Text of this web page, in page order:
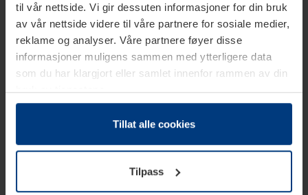
til vår nettside. Vi gir dessuten informasjoner for din bruk
av vår nettside videre til våre partnere for sosiale medier,
reklame og analyser. Våre partnere føyer disse
informasjoner muligens sammen med ytterligere data
som du har klargjort eller samlet innenfor rammen av din
bruk av tjenestene.
Etter loven kan vi lagre informasjonskapsler på din
datamaskin, hvis disse er absolutt nødvendig for drift av
trenger vi din tillatelse. Du kan når som helst endre eller
tilbakekalle ditt samtykke i forklaringen av
informasjonskapselen på sidenPersonvernerklæringpå
Tillat alle cookies
Tilpass